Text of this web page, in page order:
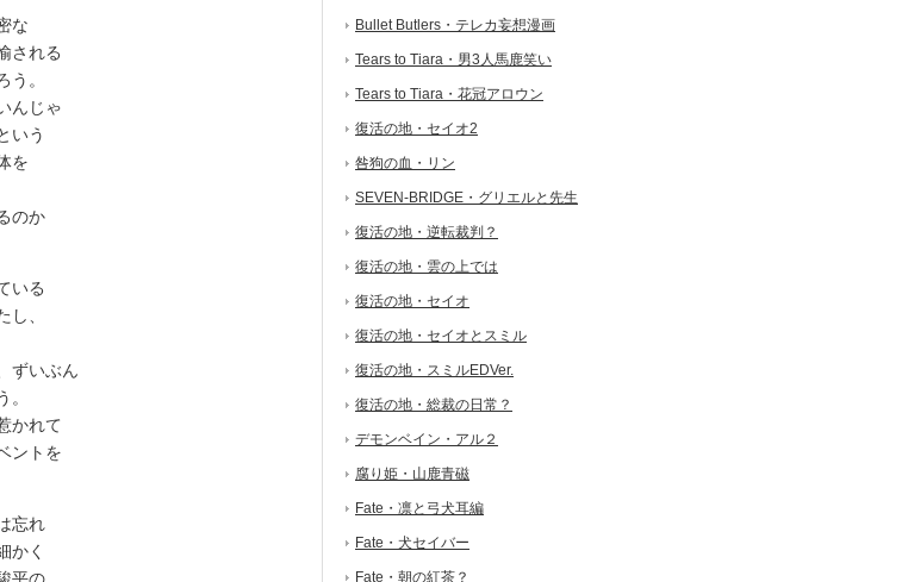
な
される
。
んじゃ
いう
を
のか
いる
、
ずいぶん
かれて
ントを
忘れ
かく
Bullet Butlers・テレカ妄想漫画
Tears to Tiara・男3人馬鹿笑い
Tears to Tiara・花冠アロウン
復活の地・セイオ2
咎狗の血・リン
SEVEN-BRIDGE・グリエルと先生
復活の地・逆転裁判？
復活の地・雲の上では
復活の地・セイオ
復活の地・セイオとスミル
復活の地・スミルEDVer.
復活の地・総裁の日常？
デモンベイン・アル２
腐り姫・山鹿青磁
Fate・凛と弓犬耳編
Fate・犬セイバー
Fate・朝の紅茶？